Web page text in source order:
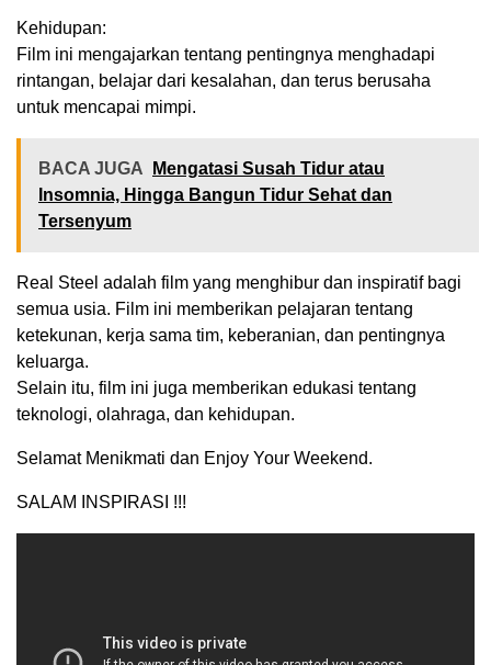
Kehidupan:
Film ini mengajarkan tentang pentingnya menghadapi
rintangan, belajar dari kesalahan, dan terus berusaha
untuk mencapai mimpi.
BACA JUGA
Mengatasi Susah Tidur atau
Insomnia, Hingga Bangun Tidur Sehat dan
Tersenyum
Real Steel adalah film yang menghibur dan inspiratif bagi
semua usia. Film ini memberikan pelajaran tentang
ketekunan, kerja sama tim, keberanian, dan pentingnya
keluarga.
Selain itu, film ini juga memberikan edukasi tentang
teknologi, olahraga, dan kehidupan.
Selamat Menikmati dan Enjoy Your Weekend.
SALAM INSPIRASI !!!